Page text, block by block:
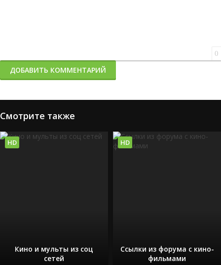
0
ДОБАВИТЬ КОММЕНТАРИЙ
Смотрите также
Кино и мульты из соц
сетей
HD
Ссылки из форума с кино-
фильмами
HD